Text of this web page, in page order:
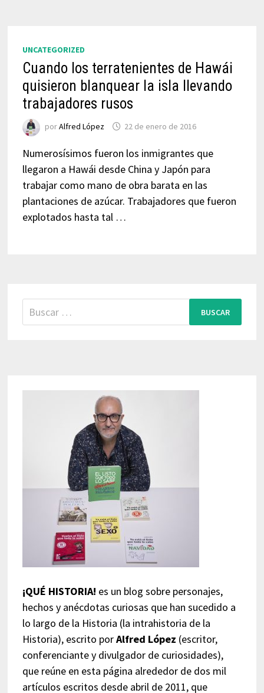
UNCATEGORIZED
Cuando los terratenientes de Hawái
quisieron blanquear la isla llevando
trabajadores rusos
porAlfred López 22 de enero de 2016
Numerosísimos fueron los inmigrantes que
llegaron a Hawái desde China y Japón para
trabajar como mano de obra barata en las
plantaciones de azúcar. Trabajadores que fueron
explotados hasta tal …
Buscar:
¡QUÉ HISTORIA! es un blog sobre personajes,
hechos y anécdotas curiosas que han sucedido a
lo largo de la Historia (la intrahistoria de la
Historia), escrito porAlfred López (escritor,
conferenciante y divulgador de curiosidades),
que reúne en esta página alrededor de dos mil
artículos escritos desde abril de 2011, que